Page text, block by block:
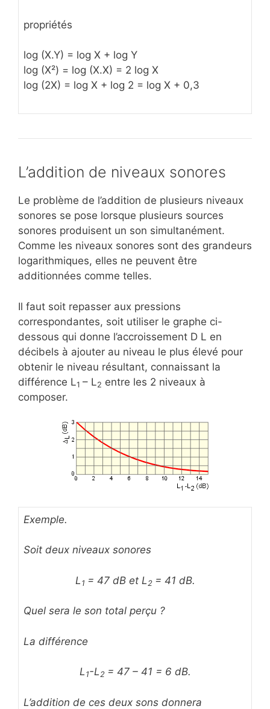
propriétés
log (X.Y) = log X + log Y
log (X²) = log (X.X) = 2 log X
log (2X) = log X + log 2 = log X + 0,3
L’addition de niveaux sonores
Le problème de l’addition de plusieurs niveaux
sonores se pose lorsque plusieurs sources
sonores produisent un son simultanément.
Comme les niveaux sonores sont des grandeurs
logarithmiques, elles ne peuvent être
additionnées comme telles.
Il faut soit repasser aux pressions
correspondantes, soit utiliser le graphe ci-
dessous qui donne l’accroissement D L en
décibels à ajouter au niveau le plus élevé pour
obtenir le niveau résultant, connaissant la
différence L1 – L2 entre les 2 niveaux à
composer.
Exemple.
Soit deux niveaux sonores
L 1 = 47 dB et L 2 = 41 dB.
Quel sera le son total perçu ?
La différence
L 1-L2 = 47 – 41 = 6 dB.
L’addition de ces deux sons donnera